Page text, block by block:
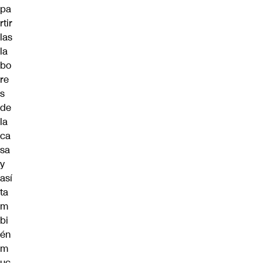
pa
rtir
las
la
bo
re
s
de
la
ca
sa
y
así
ta
m
bi
én
m